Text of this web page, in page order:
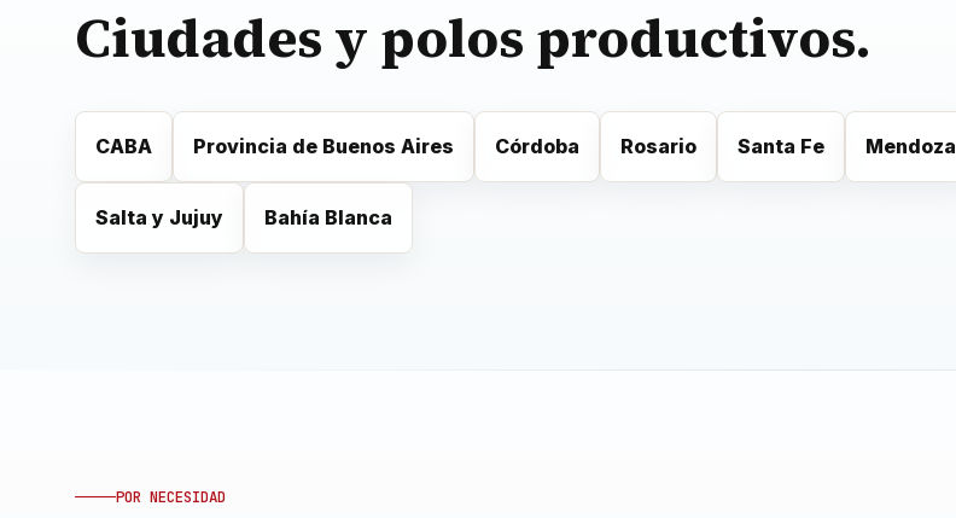
Ciudades y polos productivos.
CABA Provincia de Buenos Aires Córdoba Rosario Santa Fe Mendoza
Salta y Jujuy Bahía Blanca
POR NECESIDAD